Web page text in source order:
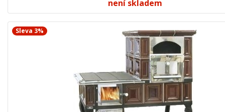
není skladem
Sleva 3%